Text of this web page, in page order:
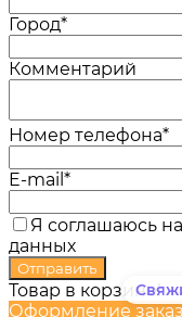
Город*
Комментарий
Номер телефона*
E-mail*
Я соглашаюсь
данных
Товар в корзине!
Оформление